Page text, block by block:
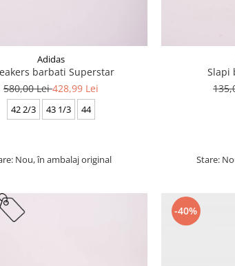
Adidas
barbati Superstar
580,00 Lei428,99 Lei
42 2/3 43 1/3 44
Nou, în ambalaj original
Slapi
Stare:
-40%